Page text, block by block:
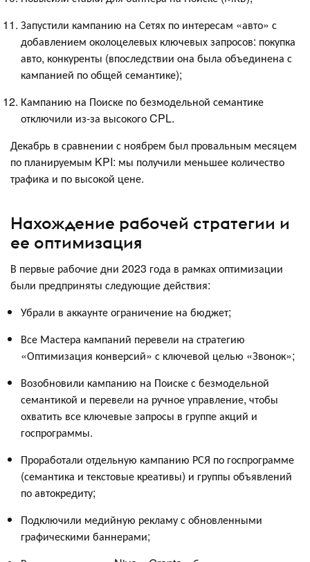
Запустили кампанию на Сетях по интересам «авто» с
добавлением околоцелевых ключевых запросов: покупка
авто, конкуренты (впоследствии она была объединена с
кампанией по общей семантике);
Кампанию на Поиске по безмодельной семантике
отключили из-за высокого CPL.
Декабрь в сравнении с ноябрем был провальным месяцем
по планируемым KPI: мы получили меньшее количество
трафика и по высокой цене.
Нахождение рабочей стратегии и
ее оптимизация
В первые рабочие дни 2023 года в рамках оптимизации
были предприняты следующие действия:
Убрали в аккаунте ограничение на бюджет;
Все Мастера кампаний перевели на стратегию
«Оптимизация конверсий» с ключевой целью «Звонок»;
Возобновили кампанию на Поиске с безмодельной
семантикой и перевели на ручное управление, чтобы
охватить все ключевые запросы в группе акций и
госпрограммы.
Проработали отдельную кампанию РСЯ по госпрограмме
(семантика и текстовые креативы) и группы объявлений
по автокредиту;
Подключили медийную рекламу с обновленными
графическими баннерами;